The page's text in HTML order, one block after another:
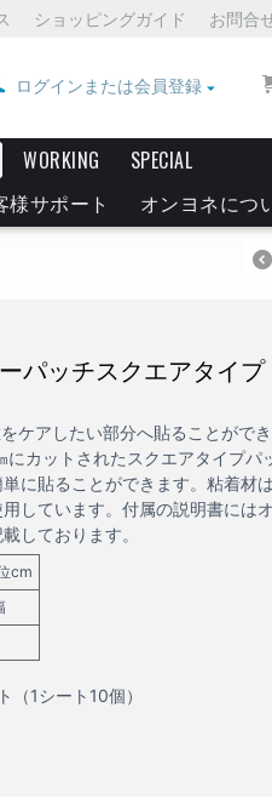
ショッピングガイド お問合
ログインまたは会員登録
WORKING
SPECIAL
様サポート オンヨネにつ
パッチスクエアタイプ
ケアしたい部分へ貼ることがで
カットされたスクエアタイプパ
に貼ることができます。粘着材
しています。付属の説明書には
しております。
cm
（1シート10個）